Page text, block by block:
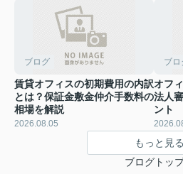
ブログ
賃貸オフィスの初期費用の内訳
とは？保証金敷金仲介手数料の
相場を解説
2026.08.05
ブロ
オフ
法人
ント
もっと見る
ブログトッ